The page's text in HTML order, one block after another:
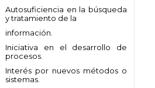
Autosuficiencia en la búsqueda
y tratamiento de la
información.
Iniciativa en el desarrollo de
procesos.
Interés por nuevos métodos o
sistemas.